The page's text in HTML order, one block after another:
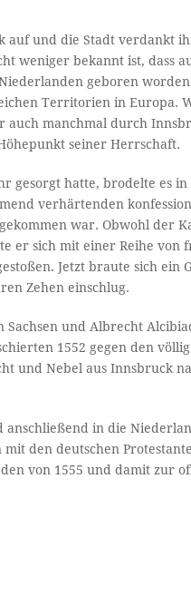
und die Stadt verdankt
weniger bekannt ist, dass
geboren
Territorien in Europa.
auch manchmal durch
seiner Herrschaft.
gesorgt hatte, brodelte es
verhärtenden
war. Obwohl der
er sich mit einer Reihe von
Jetzt braute sich ein
Zehen einschlug.
und Albrecht
1552 gegen den
und Nebel aus Innsbruck
in die
den deutschen
von 1555 und damit zur